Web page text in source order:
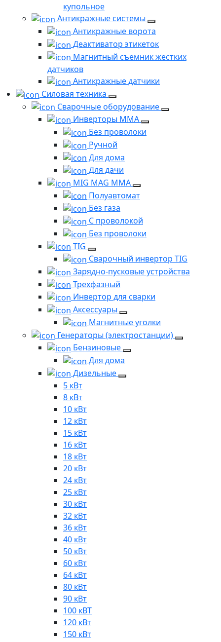
купольное
Антикражные системы
Антикражные ворота
Деактиватор этикеток
Магнитный съемник жестких
датчиков
Антикражные датчики
Силовая техника
Сварочные оборудование
Инверторы ММА
Без проволоки
Ручной
Для дома
Для дачи
MIG MAG MMA
Полуавтомат
Без газа
С проволокой
Без проволоки
TIG
Сварочный инвертор TIG
Зарядно-пусковые устройства
Трехфазный
Инвертор для сварки
Аксессуары
Магнитные уголки
Генераторы (электростанции)
Бензиновые
Для дома
Дизельные
5 кВт
8 кВт
10 кВт
12 кВт
15 кВт
16 кВт
18 кВт
20 кВт
24 кВт
25 кВт
30 кВт
32 кВт
36 кВт
40 кВт
50 кВт
60 кВт
64 кВт
80 кВт
90 кВт
100 кВТ
120 кВт
150 кВт